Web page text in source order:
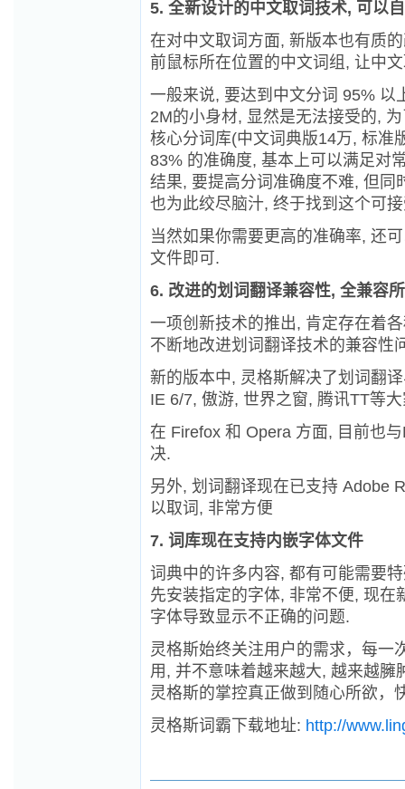
5. 全新设计的中文取词技术, 可以
在对中文取词方面, 新版本也有质
前鼠标所在位置的中文词组, 让中
一般来说, 要达到中文分词 95% 以
2M的小身材, 显然是无法接受的,
核心分词库(中文词典版14万, 标准
83% 的准确度, 基本上可以满足对
结果, 要提高分词准确度不难, 但同
也为此绞尽脑汁, 终于找到这个可
当然如果你需要更高的准确率, 还
文件即可.
6. 改进的划词翻译兼容性, 全兼容
一项创新技术的推出, 肯定存在着
不断地改进划词翻译技术的兼容性
新的版本中, 灵格斯解决了划词翻
IE 6/7, 傲游, 世界之窗, 腾讯TT等
在 Firefox 和 Opera 方面, 目前也
决.
另外, 划词翻译现在已支持 Adobe
以取词, 非常方便
7. 词库现在支持内嵌字体文件
词典中的许多内容, 都有可能需要
先安装指定的字体, 非常不便, 现
字体导致显示不正确的问题.
灵格斯始终关注用户的需求，每一
用, 并不意味着越来越大, 越来越
灵格斯的掌控真正做到随心所欲
灵格斯词霸下载地址: http://